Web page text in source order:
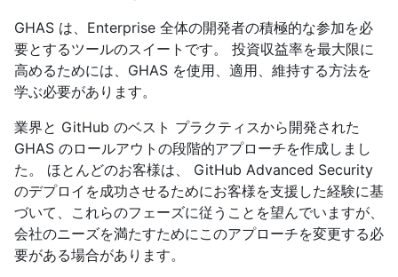
GHAS は、Enterprise 全体の開発者の積極的な参加を必
要とするツールのスイートです。 投資収益率を最大限に
高めるためには、GHAS を使用、適用、維持する方法を
学ぶ必要があります。
業界と GitHub のベスト プラクティスから開発された
GHAS のロールアウトの段階的アプローチを作成しまし
た。 ほとんどのお客様は、 GitHub Advanced Security
のデプロイを成功させるためにお客様を支援した経験に基
づいて、これらのフェーズに従うことを望んでいますが、
会社のニーズを満たすためにこのアプローチを変更する必
要がある場合があります。